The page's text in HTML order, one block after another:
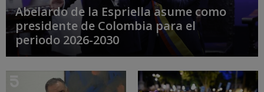
Abelardo de la Espriella asume como
presidente de Colombia para el
periodo 2026-2030